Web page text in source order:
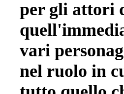
per gli attori
vari
nel ruolo in